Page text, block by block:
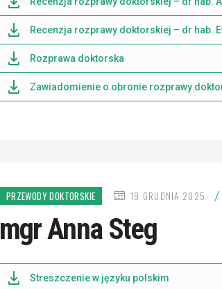
Recenzja rozprawy doktorskiej – dr hab.
Rozprawa doktorska
Zawiadomienie o obronie rozprawy
PRZEWODY DOKTORSKIE
DATA19 GRUDNIA 2025 /
mgr Anna Steg
Streszczenie w języku polskim